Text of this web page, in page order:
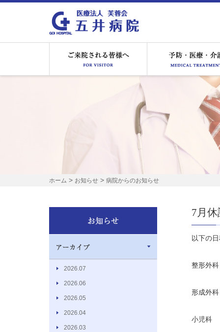
ホーム > お知らせ > 病院からのお知らせ
2026.07
2026.06
2026.05
2026.04
2026.03
7月
以下の
整形外
形成外
小児科